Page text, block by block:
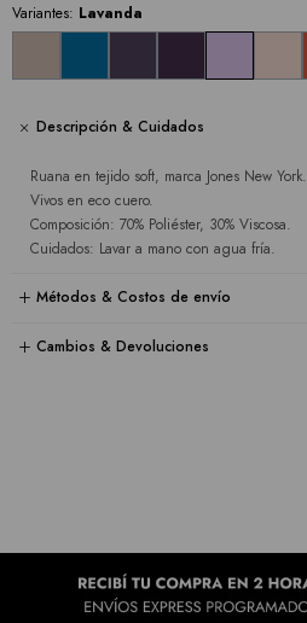
Variantes: Lavanda
Descripción & Cuidados
Ruana en tejido soft, marca Jones New York.
Vivos en eco cuero.
Composición: 70% Poliéster, 30% Viscosa.
Cuidados: Lavar a mano con agua fría.
Métodos & Costos de envío
Cambios & Devoluciones